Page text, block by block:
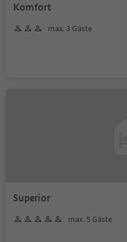
Komfort
max. 3 Gäste
Superior
max. 5 Gäste